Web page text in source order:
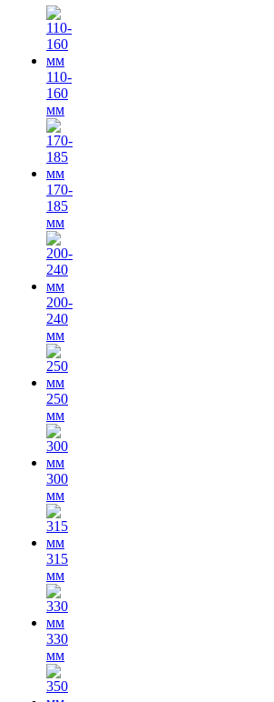
110-
160
мм
170-
185
мм
200-
240
мм
250
мм
300
мм
315
мм
330
мм